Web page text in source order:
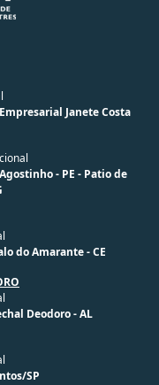
Janete Costa
- PE - Patio de
do Amarante - CE
Deodoro - AL
SP